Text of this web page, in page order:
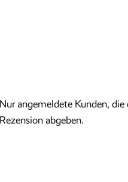
Nur angemeldete Kunden,
Rezension abgeben.